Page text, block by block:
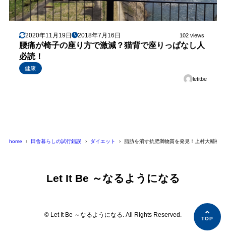
2020年11月19日 2018年7月16日 102 views
腰痛が椅子の座り方で激減？猫背で座りっぱなし人
必読！
健康
letitbe
home 田舎暮らしの試行錯誤 ダイエット 脂肪を消す抗肥満物質を発見！上村大輔神
Let It Be ～なるようになる
© Let It Be ～なるようになる. All Rights Reserved.